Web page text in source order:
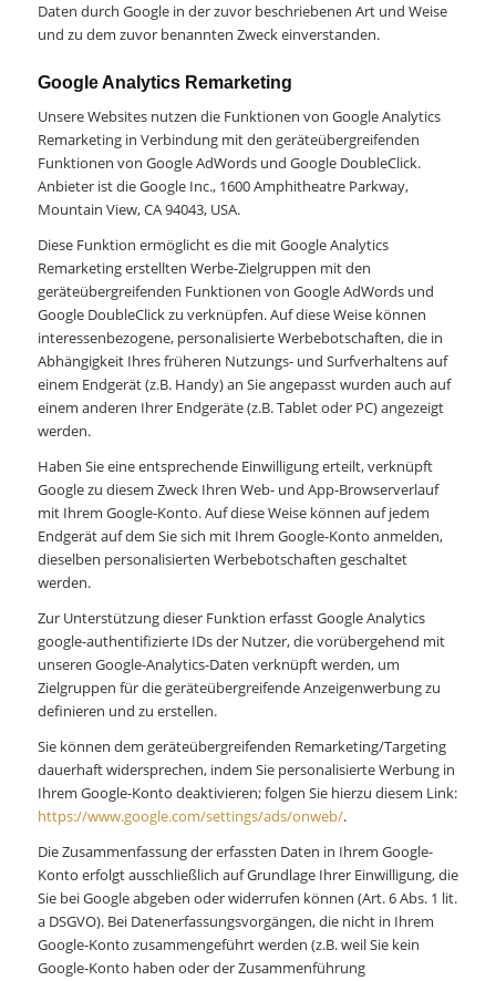
Daten durch Google in der zuvor beschriebenen Art und Weise
und zu dem zuvor benannten Zweck einverstanden.
Google Analytics Remarketing
Unsere Websites nutzen die Funktionen von Google Analytics
Remarketing in Verbindung mit den geräteübergreifenden
Funktionen von Google AdWords und Google DoubleClick.
Anbieter ist die Google Inc., 1600 Amphitheatre Parkway,
Mountain View, CA 94043, USA.
Diese Funktion ermöglicht es die mit Google Analytics
Remarketing erstellten Werbe-Zielgruppen mit den
geräteübergreifenden Funktionen von Google AdWords und
Google DoubleClick zu verknüpfen. Auf diese Weise können
interessenbezogene, personalisierte Werbebotschaften, die in
Abhängigkeit Ihres früheren Nutzungs- und Surfverhaltens auf
einem Endgerät (z.B. Handy) an Sie angepasst wurden auch auf
einem anderen Ihrer Endgeräte (z.B. Tablet oder PC) angezeigt
werden.
Haben Sie eine entsprechende Einwilligung erteilt, verknüpft
Google zu diesem Zweck Ihren Web- und App-Browserverlauf
mit Ihrem Google-Konto. Auf diese Weise können auf jedem
Endgerät auf dem Sie sich mit Ihrem Google-Konto anmelden,
dieselben personalisierten Werbebotschaften geschaltet
werden.
Zur Unterstützung dieser Funktion erfasst Google Analytics
google-authentifizierte IDs der Nutzer, die vorübergehend mit
unseren Google-Analytics-Daten verknüpft werden, um
Zielgruppen für die geräteübergreifende Anzeigenwerbung zu
definieren und zu erstellen.
Sie können dem geräteübergreifenden Remarketing/Targeting
dauerhaft widersprechen, indem Sie personalisierte Werbung in
Ihrem Google-Konto deaktivieren; folgen Sie hierzu diesem Link:
https://www.google.com/settings/ads/onweb/.
Die Zusammenfassung der erfassten Daten in Ihrem Google-
Konto erfolgt ausschließlich auf Grundlage Ihrer Einwilligung, die
Sie bei Google abgeben oder widerrufen können (Art. 6 Abs. 1 lit.
a DSGVO). Bei Datenerfassungsvorgängen, die nicht in Ihrem
Google-Konto zusammengeführt werden (z.B. weil Sie kein
Google-Konto haben oder der Zusammenführung